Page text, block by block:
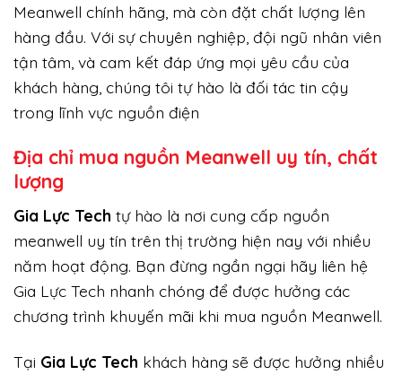
Meanwell chính hãng, mà còn đặt chất lượng lên
hàng đầu. Với sự chuyên nghiệp, đội ngũ nhân viên
tận tâm, và cam kết đáp ứng mọi yêu cầu của
khách hàng, chúng tôi tự hào là đối tác tin cậy
trong lĩnh vực nguồn điện
Địa chỉ mua nguồn Meanwell uy tín, chất
lượng
Gia Lực Tech tự hào là nơi cung cấp nguồn
meanwell uy tín trên thị trường hiện nay với nhiều
năm hoạt động. Bạn đừng ngần ngại hãy liên hệ
Gia Lực Tech nhanh chóng để được hưởng các
chương trình khuyến mãi khi mua nguồn Meanwell.
Tại Gia Lực Tech khách hàng sẽ được hưởng nhiều